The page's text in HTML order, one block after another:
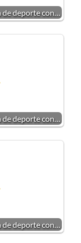
de deporte con…
de deporte con…
de deporte con…